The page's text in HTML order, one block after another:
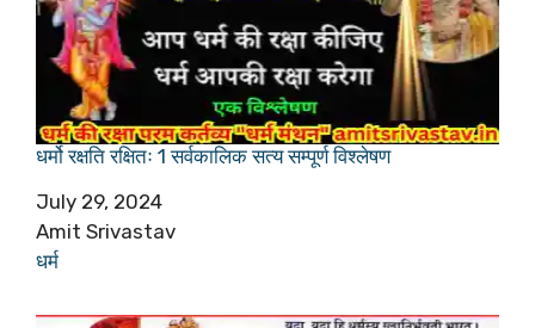
धर्मो रक्षति रक्षितः 1 सर्वकालिक सत्य सम्पूर्ण विश्लेषण
Date
July 29, 2024
Author
Amit Srivastav
In relation to
धर्म